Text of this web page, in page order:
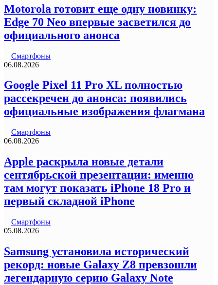
Motorola готовит еще одну новинку:
Edge 70 Neo впервые засветился до
официального анонса
Смартфоны
06.08.2026
Google Pixel 11 Pro XL полностью
рассекречен до анонса: появились
официальные изображения флагмана
Смартфоны
06.08.2026
Apple раскрыла новые детали
сентябрьской презентации: именно
там могут показать iPhone 18 Pro и
первый складной iPhone
Смартфоны
05.08.2026
Samsung установила исторический
рекорд: новые Galaxy Z8 превзошли
легендарную серию Galaxy Note